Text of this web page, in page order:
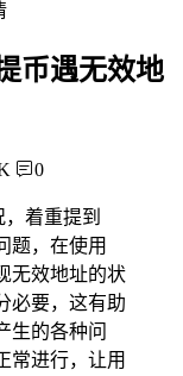
币遇无效地
0
着重提到
题，在使用
无效地址的状
必要，这有助
生的各种问
常进行，让用